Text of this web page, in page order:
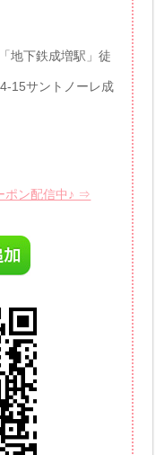
地下鉄成増駅」徒
15サントノーレ成
ポン配信中♪ ⇒